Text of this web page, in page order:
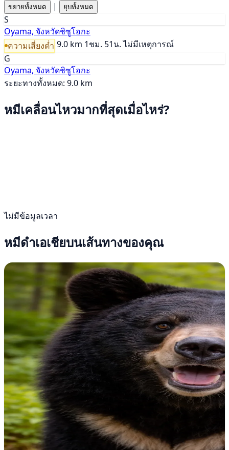
ขยายทั้งหมด | ยุบทั้งหมด
S
Oyama, จังหวัดชิซูโอกะ
ความเสี่ยงต่ำ 9.0 km 1ชม. 51น. ไม่มีเหตุการณ์
G
Oyama, จังหวัดชิซูโอกะ
ระยะทางทั้งหมด: 9.0 km
หมีเคลื่อนไหวมากที่สุดเมื่อไหร่?
ไม่มีข้อมูลเวลา
หมีดำเอเชียบนเส้นทางของคุณ